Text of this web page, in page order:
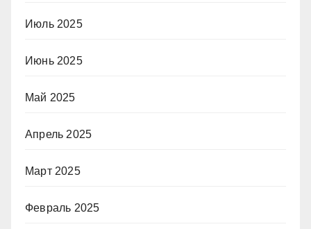
Июль 2025
Июнь 2025
Май 2025
Апрель 2025
Март 2025
Февраль 2025